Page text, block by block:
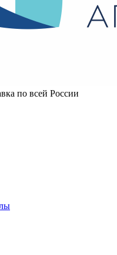
по всей России